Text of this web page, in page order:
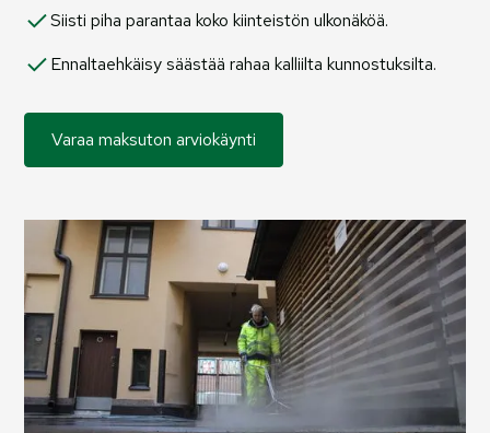
Siisti piha parantaa koko kiinteistön ulkonäköä.
Ennaltaehkäisy säästää rahaa kalliilta kunnostuksilta.
Varaa maksuton arviokäynti